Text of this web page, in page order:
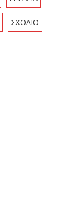
ΣΧΟΛΙΟ